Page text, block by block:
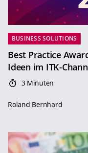
BUSINESS SOLUTIONS
Best Practice
Ideen im ITK-
3 Minuten
Roland Bernhard